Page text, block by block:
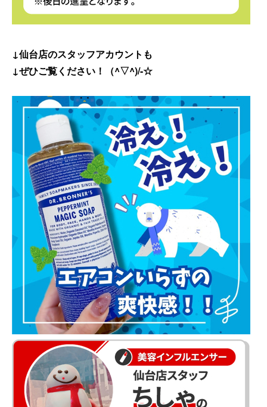
↓仙台店のスタッフアカウントも
↓ぜひご覧ください！（^▽^)/-☆